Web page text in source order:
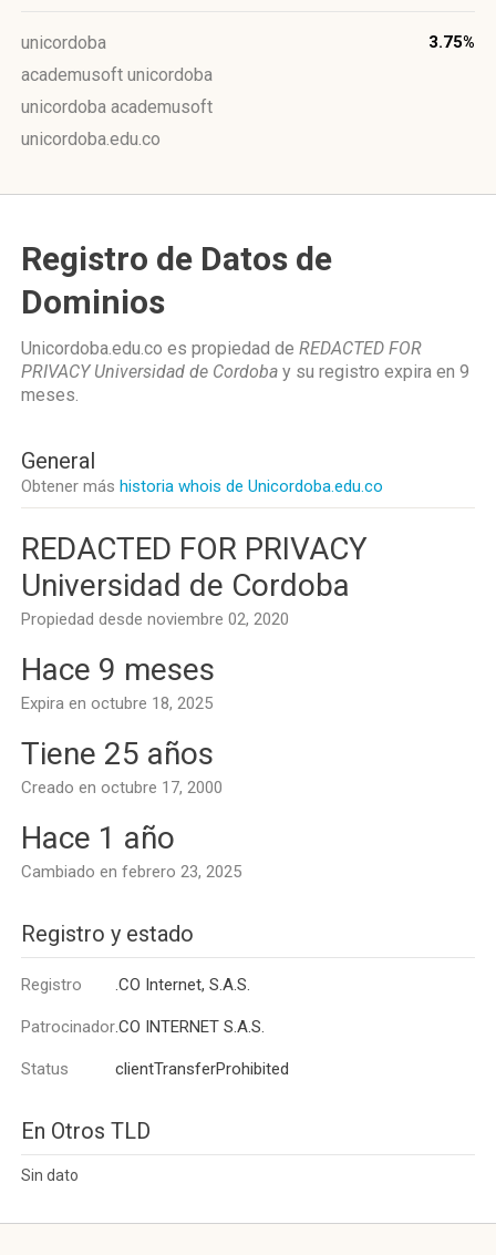
unicordoba 3.75%
academusoft unicordoba
unicordoba academusoft
unicordoba.edu.co
Registro de Datos de
Dominios
Unicordoba.edu.co es propiedad de REDACTED FOR
PRIVACY Universidad de Cordoba y su registro expira en 9
meses.
General
Obtener más historia whois de Unicordoba.edu.co
REDACTED FOR PRIVACY
Universidad de Cordoba
Propiedad desde noviembre 02, 2020
Hace 9 meses
Expira en octubre 18, 2025
Tiene 25 años
Creado en octubre 17, 2000
Hace 1 año
Cambiado en febrero 23, 2025
Registro y estado
Registro .CO Internet, S.A.S.
Patrocinador.CO INTERNET S.A.S.
Status clientTransferProhibited
En Otros TLD
Sin dato